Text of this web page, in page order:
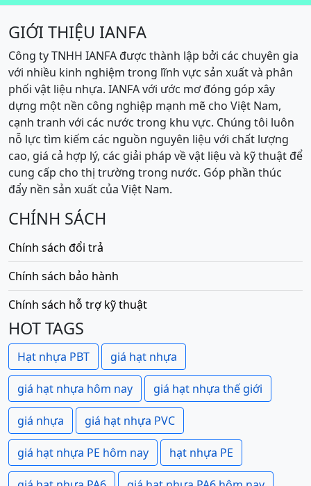
GIỚI THIỆU IANFA
Công ty TNHH IANFA được thành lập bởi các chuyên gia
với nhiều kinh nghiệm trong lĩnh vực sản xuất và phân
phối vật liệu nhựa. IANFA với ước mơ đóng góp xây
dựng một nền công nghiệp mạnh mẽ cho Việt Nam,
cạnh tranh với các nước trong khu vực. Chúng tôi luôn
nỗ lực tìm kiếm các nguồn nguyên liệu với chất lượng
cao, giá cả hợp lý, các giải pháp về vật liệu và kỹ thuật để
cung cấp cho thị trường trong nước. Góp phần thúc
đẩy nền sản xuất của Việt Nam.
CHÍNH SÁCH
Chính sách đổi trả
Chính sách bảo hành
Chính sách hỗ trợ kỹ thuật
HOT TAGS
Hạt nhựa PBT giá hạt nhựa
giá hạt nhựa hôm nay giá hạt nhựa thế giới
giá nhựa giá hạt nhựa PVC
giá hạt nhựa PE hôm nay hạt nhựa PE